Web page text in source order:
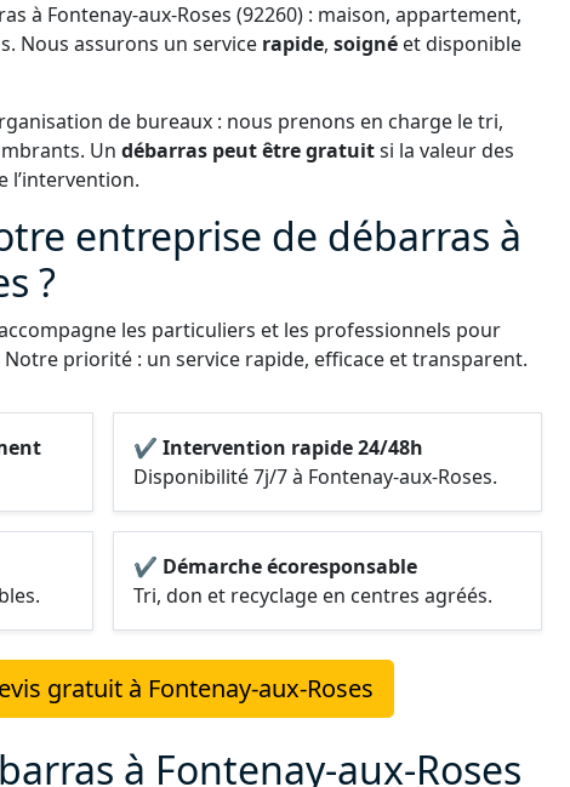
à Fontenay-aux-Roses (92260) : maison, appartement,
Nous assurons un service rapide, soigné et disponible
de bureaux : nous prenons en charge le tri,
Un débarras peut être gratuitsi la valeur des
l’intervention.
entreprise de débarras à
?
les particuliers et les professionnels pour
priorité : un service rapide, efficace et transparent.
✔ Intervention rapide 24/48h
Disponibilité 7j/7 à Fontenay-aux-Roses.
✔ Démarche écoresponsable
Tri, don et recyclage en centres agréés.
gratuit à Fontenay-aux-Roses
à Fontenay-aux-Roses